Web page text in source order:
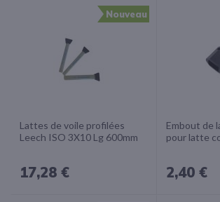
Nouveau
Lattes de voile profilées
Leech ISO 3X10 Lg 600mm
17,28 €
Embout de
pour latte
2,40 €